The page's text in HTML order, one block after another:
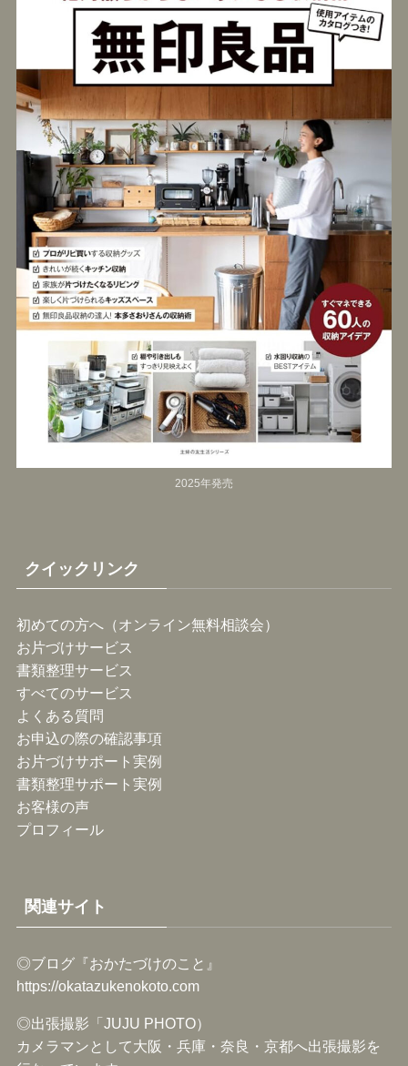
2025年発売
クイックリンク
初めての方へ（オンライン無料相談会）
お片づけサービス
書類整理サービス
すべてのサービス
よくある質問
お申込の際の確認事項
お片づけサポート実例
書類整理サポート実例
お客様の声
プロフィール
関連サイト
◎ブログ『おかたづけのこと』
https://okatazukenokoto.com
◎出張撮影「JUJU PHOTO）
カメラマンとして大阪・兵庫・奈良・京都へ出張撮影を